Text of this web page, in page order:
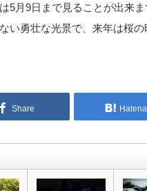
5月9日まで見ることが出来ま
い勇壮な光景で、来年は桜
Share Hatena